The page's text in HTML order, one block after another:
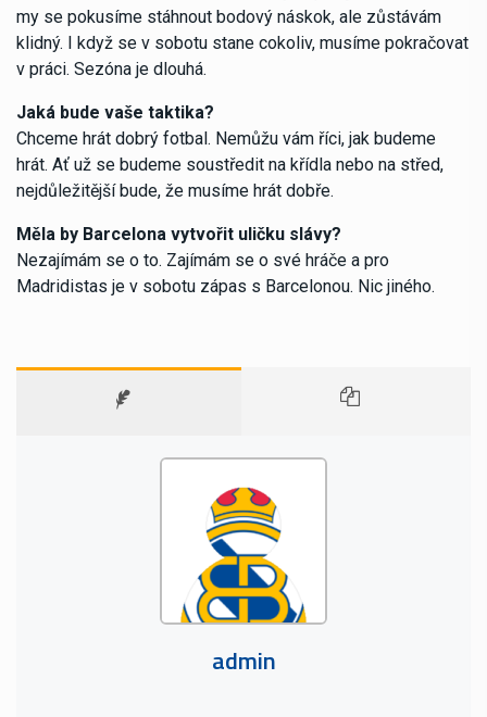
my se pokusíme stáhnout bodový náskok, ale zůstávám
klidný. I když se v sobotu stane cokoliv, musíme pokračovat
v práci. Sezóna je dlouhá.
Jaká bude vaše taktika?
Chceme hrát dobrý fotbal. Nemůžu vám říci, jak budeme
hrát. Ať už se budeme soustředit na křídla nebo na střed,
nejdůležitější bude, že musíme hrát dobře.
Měla by Barcelona vytvořit uličku slávy?
Nezajímám se o to. Zajímám se o své hráče a pro
Madridistas je v sobotu zápas s Barcelonou. Nic jiného.
admin